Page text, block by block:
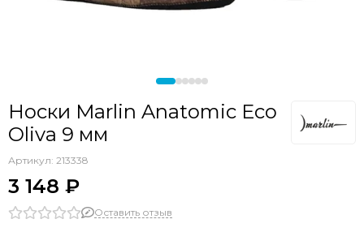
Носки Marlin Anatomic Eco
Oliva 9 мм
Артикул: 213338
3 148 ₽
Оставить отзыв